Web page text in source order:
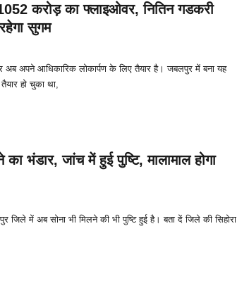
करोड़ का फ्लाइओवर, नितिन गडकरी
सुगम
अपने आधिकारिक लोकार्पण के लिए तैयार है। जबलपुर में बना यह
हो चुका था,
भंडार, जांच में हुई पुष्टि, मालामाल होगा
जिले में अब सोना भी मिलने की भी पुष्टि हुई है। बता दें जिले की सिहोरा